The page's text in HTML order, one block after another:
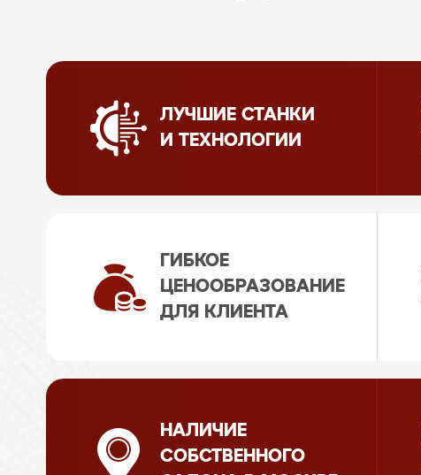
ЛУЧШИЕ СТАНКИ
И ТЕХНОЛОГИИ
ГИБКОЕ
ЦЕНООБРАЗОВАНИЕ
ДЛЯ КЛИЕНТА
НАЛИЧИЕ
СОБСТВЕННОГО